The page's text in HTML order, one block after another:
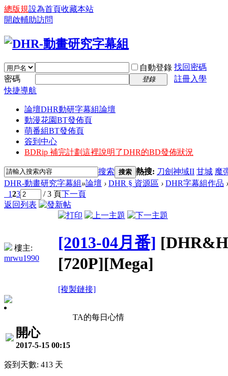
總版規設為首頁收藏本站
開啟輔助訪問
自動登錄 找回密碼
密碼
登錄
註冊入學
快捷導航
論壇DHR動研字幕組論壇
動漫花園BT發佈頁
萌番組BT發佈頁
簽到中心
BDRip 補完計劃這裡說明了DHR的BD發佈狀況
搜索 搜索 熱搜: 刀劍神域II 甘城 魔
DHR-動畫研究字幕組»論壇 › DHR § 資源區 › DHR字幕組作品 ›
123 / 3 頁下一頁
返回列表
樓主:
mrwu1990
[2013-04月番]
[720P][Mega]
[複製鏈接]
TA的每日心情
開心
2017-5-15 00:15
簽到天數: 413 天